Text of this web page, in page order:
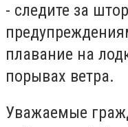
- следите за
плавание на
порывах ветра.
Уважаемые